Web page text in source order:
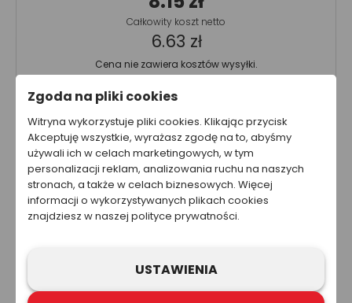
Całkowity koszt netto
6.63 zł
Cena nie zawiera kosztów wysyłki.
Ta strona została przygotowana w celach informacyjnych. W
żadnym wypadku informacje zawarte na stronie nie powinny
być wykorzystywane ani traktowane jako oferta sprzedaży,
natomiast mogą być traktowane jako zaproszenie lub
nakłanianie do złożenia oferty kupna produktów lub usług firm
z grupy Refloactive. Zawarcie umowy wymaga indywidualnych
ustaleń, np. złożenia zamówienia i jego przyjęcia. Zastrzegamy
sobie prawo do aktualizacji, zmiany, zastąpienia lub
anulowania dowolnej części strony internetowej i zawartych na
Zgoda na pliki cookies
Witryna wykorzystuje pliki cookies. Klikając przycisk
Akceptuję wszystkie, wyrażasz zgodę na to, abyśmy
używali ich w celach marketingowych, w tym
personalizacji reklam, analizowania ruchu na naszych
stronach, a także w celach biznesowych. Więcej
informacji o wykorzystywanych plikach cookies
znajdziesz w naszej polityce prywatności.
USTAWIENIA